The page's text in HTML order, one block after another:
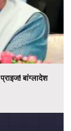
बांग्लादेश